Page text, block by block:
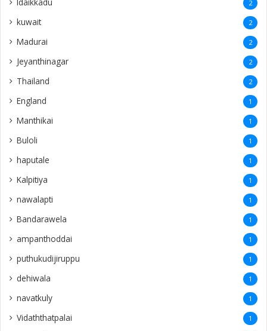
Bandarawela 1
ampanthoddai 1
puthukudijiruppu 1
dehiwala 1
navatkuly 1
Vidaththatpalai 1
Funeral Live 1
Sivalingapuliyadi 1
Siruvilan 1
Indonesia 1
Mylani 1
Dambadeniya 1
Marampulam 1
Kanthalloor 1
Pinland 1
Periyakallar 1
Maskeliya 1